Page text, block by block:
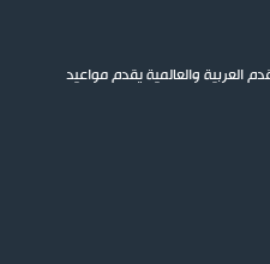
والعالمية يقدم مواعيد